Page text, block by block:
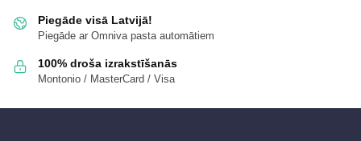
Piegāde visā Latvijā!
Piegāde ar Omniva pasta automātiem
100% droša izrakstīšanās
Montonio / MasterCard / Visa